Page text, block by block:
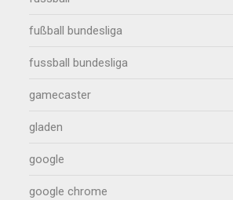
fußball bundesliga
fussball bundesliga
gamecaster
gladen
google
google chrome